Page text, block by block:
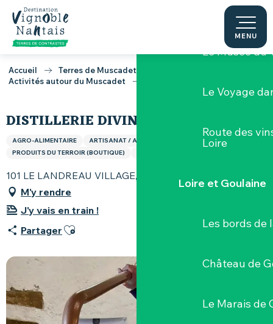
Aller
contenu
principal
MENU
Nos Caves
Le Musée du
Le Voyage
Route des
Loire
Loire et Goulaine
Les bords de
Château de
Le Marais de
Accueil
Terres de Muscadet
Activités autour du Muscadet
DISTILLERIE DIVINE
AGRO-ALIMENTAIRE
ARTISANAT / ART
PRODUITS DU TERROIR (BOUTIQUE)
101 LE LANDREAU VILLAGE, 44330 Vallet
M'y rendre
J'y vais en train !
Partager Ajouter aux favoris